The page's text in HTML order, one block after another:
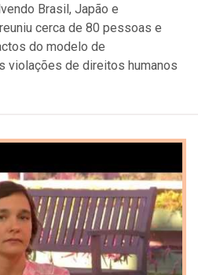
Brasil, Japão e
cerca de 80 pessoas e
do modelo de
violações de direitos humanos